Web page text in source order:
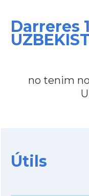
Darreres
no tenim
Útils